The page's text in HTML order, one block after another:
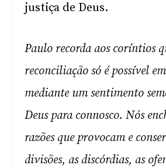
justiça de Deus.
Paulo recorda aos coríntios
reconciliação só é possível
mediante um sentimento
Deus para connosco. Nós
razões que provocam e
divisões, as discórdias, as